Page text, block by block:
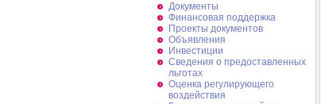
Документы
Финансовая поддержка
Проекты документов
Объявления
Инвестиции
Сведения о предоставленных
льготах
Оценка регулирующего
воздействия